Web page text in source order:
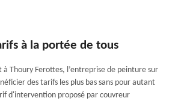
à la portée de tous
Thoury Ferottes, l’entreprise de peinture sur
des tarifs les plus bas sans pour autant
d'intervention proposé par couvreur